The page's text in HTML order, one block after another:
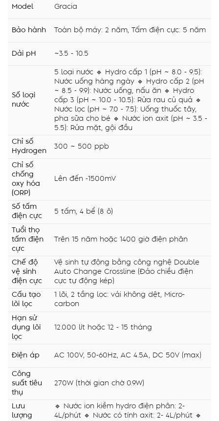
Model Gracia
Bảo hành Toàn bộ máy: 2 năm, Tấm điện cực: 5 năm
Dải pH ~3.5 - 10.5
Số loại
nước
5 loại nước 🔹 Hydro cấp 1 (pH ~ 8.0 - 9.5):
Nước uống hàng ngày 🔹 Hydro cấp 2 (pH
~ 8.5 - 9.9): Nước uống, nấu ăn 🔹 Hydro
cấp 3 (pH ~ 10.0 - 10.5): Rửa rau củ quả 🔹
Nước lọc (pH ~ 7.0 - 7.5): Uống thuốc tây,
pha sữa cho bé 🔹 Nước ion axit (pH ~ 3.5 -
5.5): Rửa mặt, gội đầu
Chỉ số
Hydrogen
300 ~ 500 ppb
Chỉ số
chống
oxy hóa
(ORP)
Lên đến -1500mV
Số tấm
điện cực
5 tấm, 4 bể (8 ô)
Tuổi thọ
tấm điện
cực
Trên 15 năm hoặc 1400 giờ điện phân
Chế độ
vệ sinh
điện cực
Vệ sinh tự động bằng công nghệ Double
Auto Change Crossline (Đảo chiều điện
cực tự động kép)
Cấu tạo
lõi lọc
1 lõi, 2 tầng lọc: vải không dệt, Micro-
carbon
Hạn sử
dụng lõi
lọc
12.000 lít hoặc 12 - 15 tháng
Điện áp AC 100V, 50-60Hz, AC 4.5A, DC 50V (max)
Công
suất tiêu
thụ
270W (thời gian chờ 0.9W)
Lưu
lượng
🔹 Nước ion kiềm hydro điện phân: 2-
4L/phút 🔹 Nước có tính axit: 2- 4L/phút 🔹